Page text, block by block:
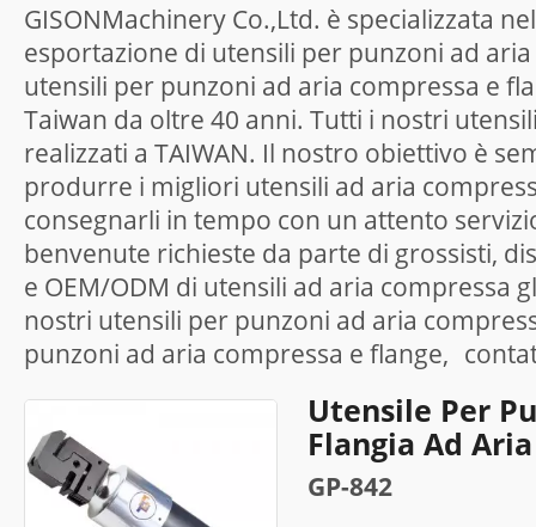
GISONMachinery Co.,Ltd. è specializzata
esportazione di utensili per punzoni ad
utensili per punzoni ad aria compressa e
Taiwan da oltre 40 anni. Tutti i nostri
realizzati a TAIWAN. Il nostro obiettivo è
produrre i migliori utensili ad aria
consegnarli in tempo con un attento
benvenute richieste da parte di grossisti,
e OEM/ODM di utensili ad aria compressa
nostri utensili per punzoni ad aria
punzoni ad aria compressa e flange,
Utensile Per
Flangia Ad
GP-842